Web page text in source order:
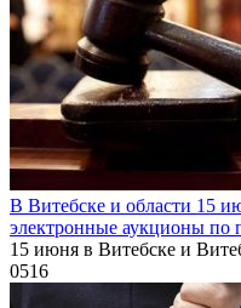
В Витебске и области 15
электронные аукционы по
15 июня в Витебске и
0516